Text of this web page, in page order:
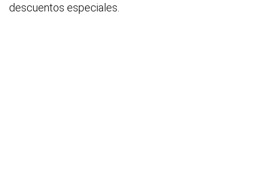
descuentos especiales.